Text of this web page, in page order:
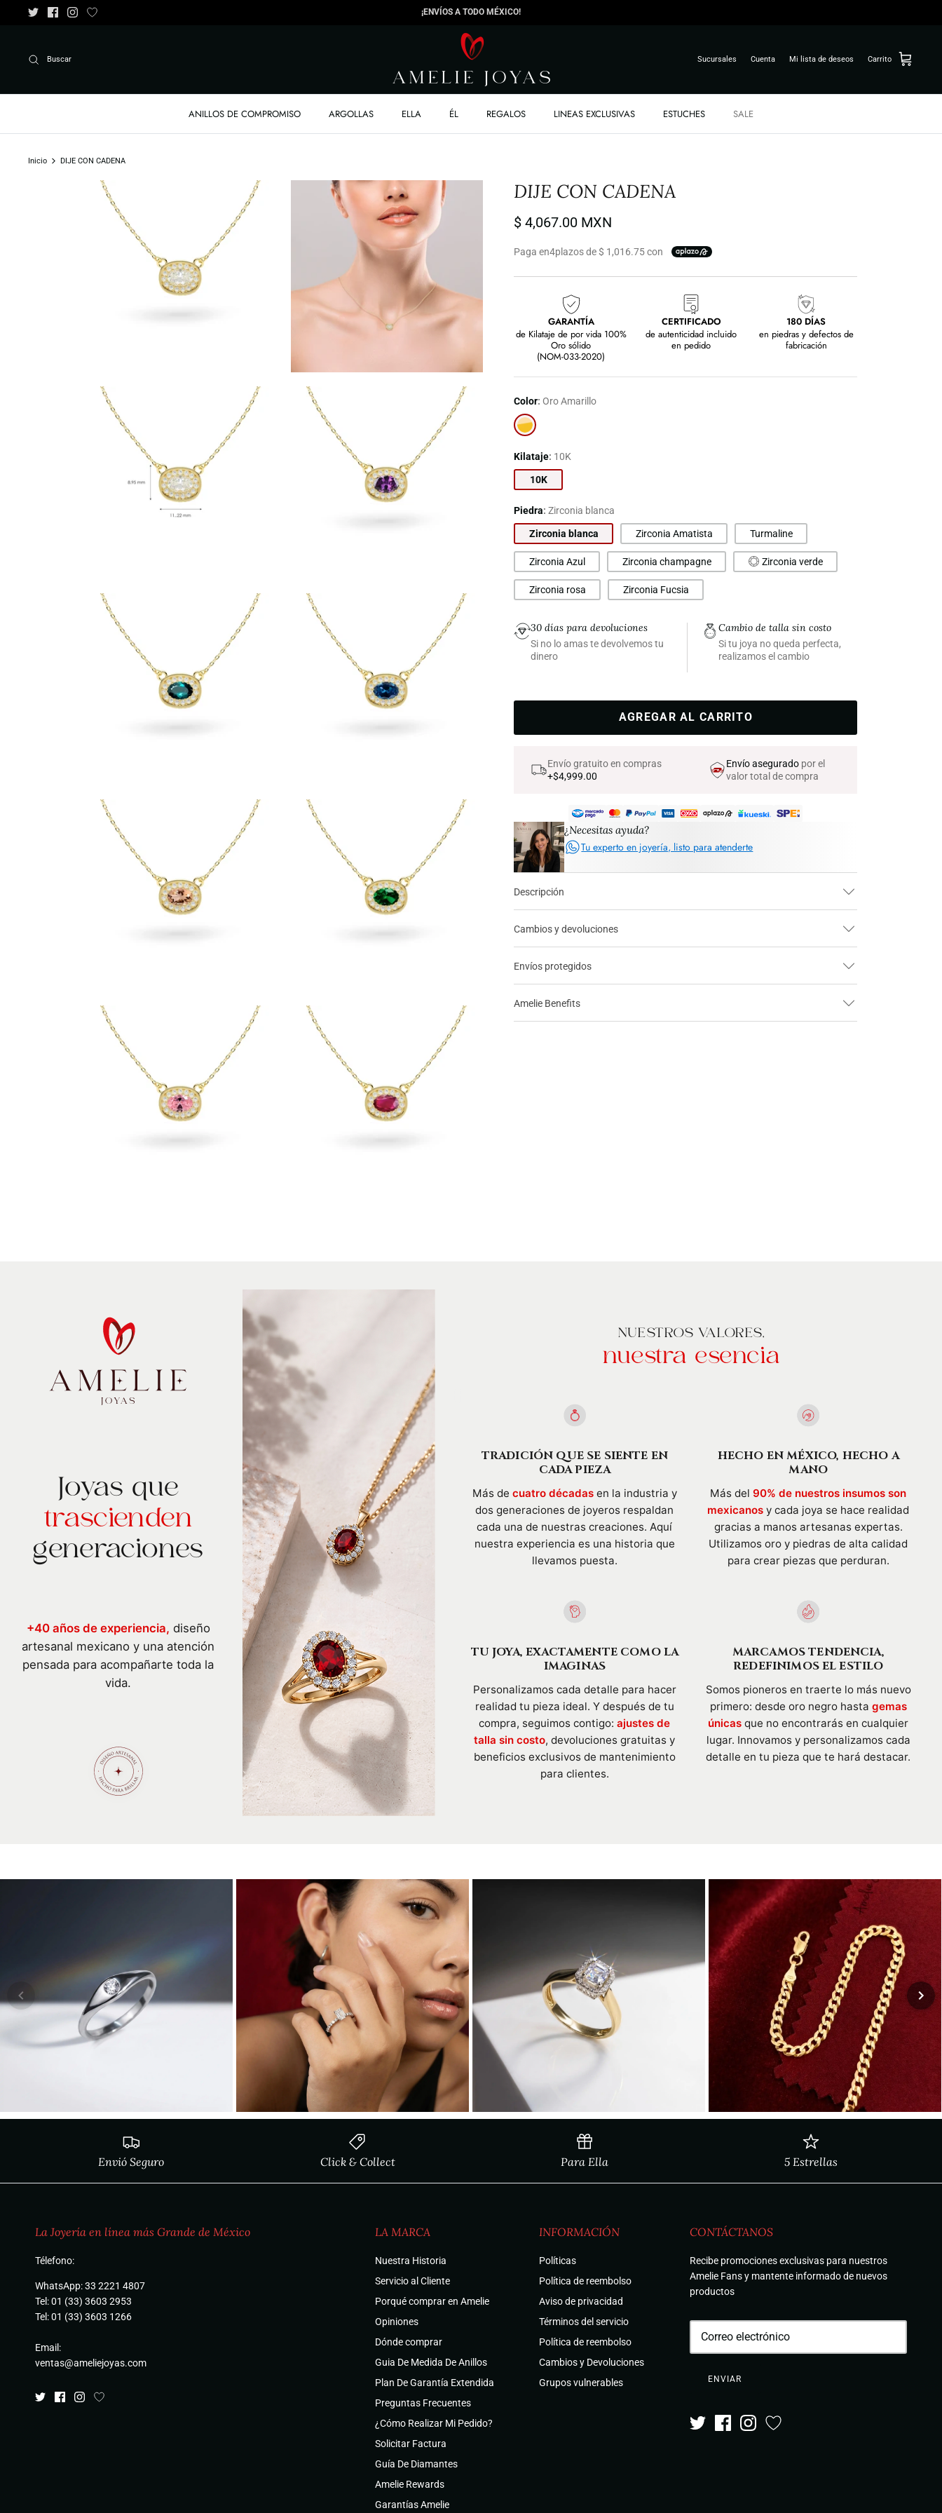
¡ENVÍOS A TODO MÉXICO!
Buscar Sucursales Cuenta Mi lista de deseos Carrito
ANILLOS DE COMPROMISO ARGOLLAS ELLA ÉL REGALOS LINEAS EXCLUSIVAS ESTUCHES SALE
Inicio DIJE CON CADENA
DIJE CON CADENA
$ 4,067.00 MXN
Paga en4plazos de $ 1,016.75 con
GARANTÍA
de Kilataje de por vida 100%
Oro sólido
(NOM-033-2020)
CERTIFICADO
de autenticidad incluido
en pedido
180 DÍAS
en piedras y defectos de
fabricación
Color Oro Amarillo
Oro
Amarillo
Kilataje 10K
10K
Piedra Zirconia blanca
Zirconia blanca Zirconia Amatista Turmaline
Zirconia Azul Zirconia champagne Zirconia verde
Zirconia rosa Zirconia Fucsia
30 días para devoluciones
Si no lo amas te devolvemos tu
dinero
Cambio de talla sin costo
Si tu joya no queda perfecta,
realizamos el cambio
AGREGAR AL CARRITO
Envío gratuito en compras
+$4,999.00
Envío asegurado por el
valor total de compra
¿Necesitas ayuda?
Tu experto en joyería, listo para atenderte
Descripción
Cambios y devoluciones
Envíos protegidos
Amelie Benefits
Joyas que
trascienden
generaciones
+40 años de experiencia, diseño
artesanal mexicano y una atención
pensada para acompañarte toda la
vida.
NUESTROS VALORES,
nuestra esencia
TRADICIÓN QUE SE SIENTE EN
CADA PIEZA
Más de cuatro décadasen la industria y
dos generaciones de joyeros respaldan
cada una de nuestras creaciones. Aquí
nuestra experiencia es una historia que
llevamos puesta.
HECHO EN MÉXICO, HECHO A
MANO
Más del90% de nuestros insumos son
mexicanos y cada joya se hace realidad
gracias a manos artesanas expertas.
Utilizamos oro y piedras de alta calidad
para crear piezas que perduran.
TU JOYA, EXACTAMENTE COMO LA
IMAGINAS
Personalizamos cada detalle para hacer
realidad tu pieza ideal. Y después de tu
compra, seguimos contigo:ajustes de
talla sin costo, devoluciones gratuitas y
beneficios exclusivos de mantenimiento
para clientes.
MARCAMOS TENDENCIA,
REDEFINIMOS EL ESTILO
Somos pioneros en traerte lo más nuevo
primero: desde oro negro hasta gemas
únicas que no encontrarás en cualquier
lugar. Innovamos y personalizamos cada
detalle en tu pieza que te hará destacar.
Envió Seguro Click & Collect Para Ella 5 Estrellas
La Joyería en línea más Grande de México
Télefono:
WhatsApp: 33 2221 4807
Tel: 01 (33) 3603 2953
Tel: 01 (33) 3603 1266
Email:
ventas@ameliejoyas.com
LA MARCA
Nuestra Historia
Servicio al Cliente
Porqué comprar en Amelie
Opiniones
Dónde comprar
Guia De Medida De Anillos
Plan De Garantía Extendida
Preguntas Frecuentes
¿Cómo Realizar Mi Pedido?
Solicitar Factura
Guía De Diamantes
Amelie Rewards
Garantías Amelie
INFORMACIÓN
Políticas
Política de reembolso
Aviso de privacidad
Términos del servicio
Política de reembolso
Cambios y Devoluciones
Grupos vulnerables
CONTÁCTANOS
Recibe promociones exclusivas para nuestros
Amelie Fans y mantente informado de nuevos
productos
ENVIAR